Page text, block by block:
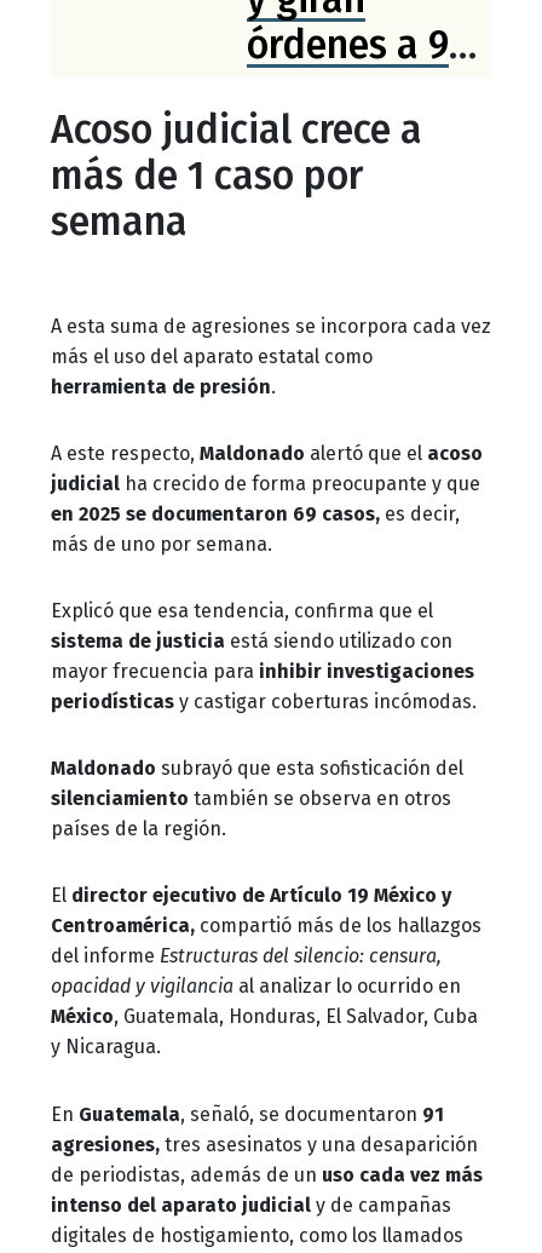
órdenes a 9
en SLP,
organizaciones
norma de IA
Acoso judicial crece a
más de 1 caso por
semana
A esta suma de agresiones se incorpora cada vez
más el uso del aparato estatal como
herramienta de presión.
A este respecto, Maldonado alertó que el acoso
judicial ha crecido de forma preocupante y que
en 2025 se documentaron 69 casos, es decir,
más de uno por semana.
Explicó que esa tendencia, confirma que el
sistema de justicia está siendo utilizado con
mayor frecuencia para inhibir investigaciones
periodísticas y castigar coberturas incómodas.
Maldonado subrayó que esta sofisticación del
silenciamiento también se observa en otros
países de la región.
El director ejecutivo de Artículo 19 México y
Centroamérica, compartió más de los hallazgos
del informe Estructuras del silencio: censura,
opacidad y vigilancia al analizar lo ocurrido en
México, Guatemala, Honduras, El Salvador, Cuba
y Nicaragua.
En Guatemala, señaló, se documentaron 91
agresiones, tres asesinatos y una desaparición
de periodistas, además de un uso cada vez más
intenso del aparato judicial y de campañas
digitales de hostigamiento, como los llamados